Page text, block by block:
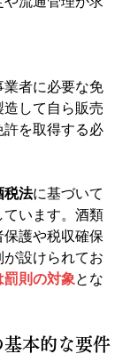
者に必要な免
して自ら販売
を取得する必
税法に基づいて
います。酒類
護や税収確保
設けられてお
則の対象とな
本的な要件